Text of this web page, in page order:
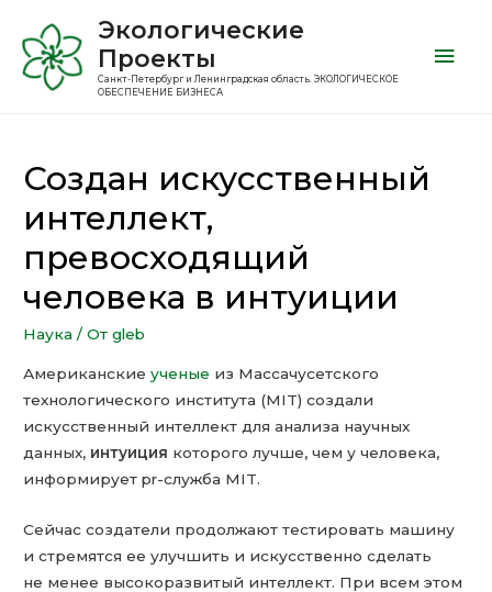
Экологические
Проекты
Санкт-Петербург и Ленинградская область. ЭКОЛОГИЧЕСКОЕ
ОБЕСПЕЧЕНИЕ БИЗНЕСА
Создан искусственный
интеллект,
превосходящий
человека в интуиции
Наука / От gleb
Американскиеученые из Массачусетского
технологического института (MIT) создали
искусственный интеллект для анализа научных
данных, интуиция которого лучше, чем у человека,
информирует pr-служба MIT.
Сейчас создатели продолжают тестировать машину
и стремятся ее улучшить и искусственно сделать
не менее высокоразвитый интеллект. При всем этом